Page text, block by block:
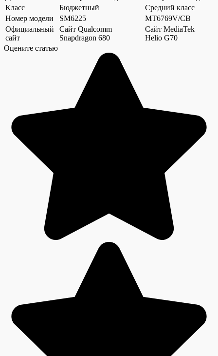
Класс
Бюджетный
Средний класс
Номер модели
SM6225
MT6769V/CB
Официальный
сайт
Сайт Qualcomm
Snapdragon 680
Сайт MediaTek
Helio G70
Оцените статью